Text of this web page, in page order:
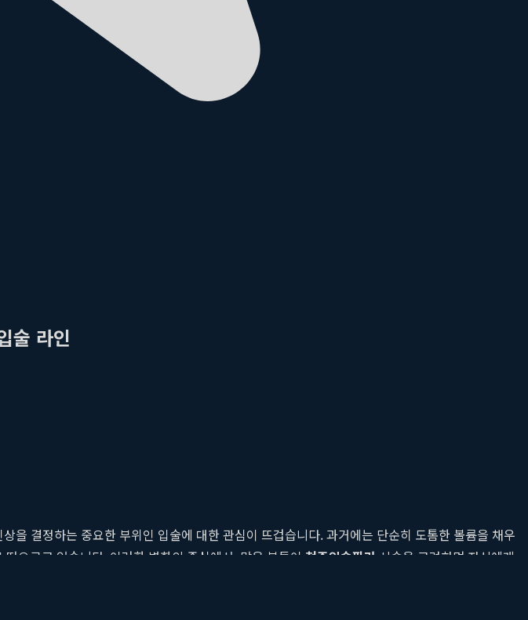
술 라인
결정하는 중요한 부위인 입술에 대한 관심이 뜨겁습니다. 과거에는 단순히 도톰한 볼륨을 채우
오르고 있습니다. 이러한 변화의 중심에서, 많은 분들이 청주입술필러 시술을 고려하며 자신에게
원을 선택해야 할까요? 정답은 바로 '디자인 감각'과 '시술자의 숙련도'에 있습니다. 천편일률적인
인 라인을 구현하는 곳, 바로